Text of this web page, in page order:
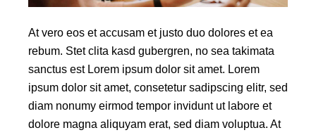
At vero eos et accusam et justo duo dolores et ea
rebum. Stet clita kasd gubergren, no sea takimata
sanctus est Lorem ipsum dolor sit amet. Lorem
ipsum dolor sit amet, consetetur sadipscing elitr, sed
diam nonumy eirmod tempor invidunt ut labore et
dolore magna aliquyam erat, sed diam voluptua. At